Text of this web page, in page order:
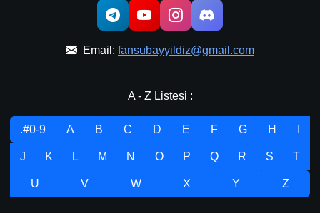
Email: fansubayyildiz@gmail.com
A - Z Listesi :
.#0-9 A B C D E F G H
J K L M N O P Q R S T
U V W X Y Z